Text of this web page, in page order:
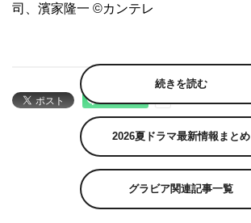
司、濱家隆一 ©カンテレ
続きを読む
2026夏ドラマ最新情報まとめ
グラビア関連記事一覧